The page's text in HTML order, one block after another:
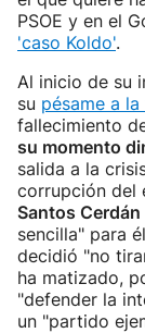
PSOE y en el
'caso Koldo'.
Al inicio de su
su pésame a
fallecimiento
su momento
salida a la
corrupción del
Santos Cerdán
sencilla" para
decidió "no
ha matizado,
"defender la
un "partido